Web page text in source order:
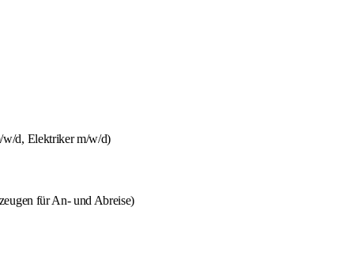
w/d, Elektriker m/w/d)
für An- und Abreise)